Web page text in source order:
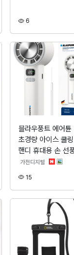
6조회
블라우풍트 에어
초경량 아이스 쿨
핸디 휴대용 손 선
가전디지털분류
15조회